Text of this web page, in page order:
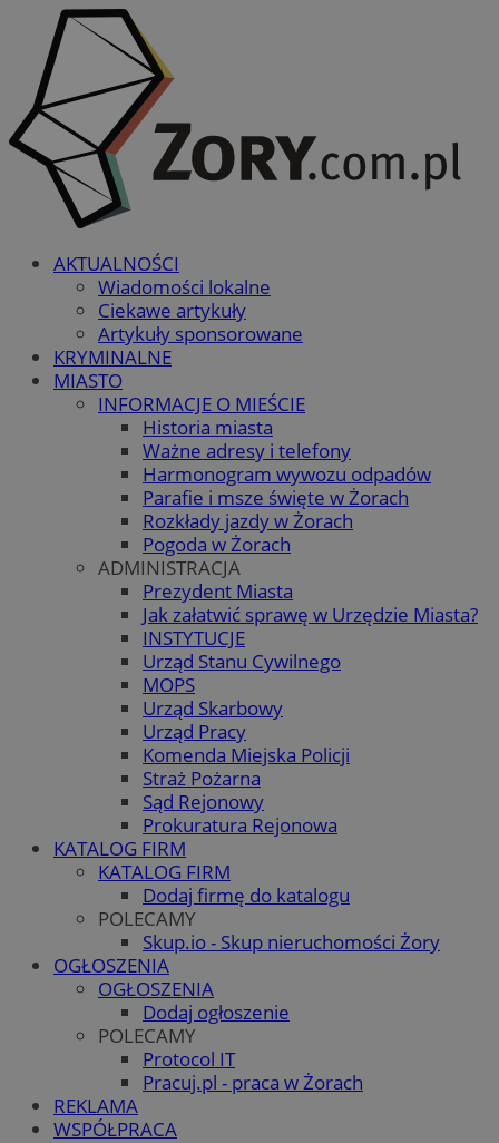
AKTUALNOŚCI
Wiadomości lokalne
Ciekawe artykuły
Artykuły sponsorowane
KRYMINALNE
MIASTO
INFORMACJE O MIEŚCIE
Historia miasta
Ważne adresy i telefony
Harmonogram wywozu odpadów
Parafie i msze święte w Żorach
Rozkłady jazdy w Żorach
Pogoda w Żorach
ADMINISTRACJA
Prezydent Miasta
Jak załatwić sprawę w Urzędzie Miasta?
INSTYTUCJE
Urząd Stanu Cywilnego
MOPS
Urząd Skarbowy
Urząd Pracy
Komenda Miejska Policji
Straż Pożarna
Sąd Rejonowy
Prokuratura Rejonowa
KATALOG FIRM
KATALOG FIRM
Dodaj firmę do katalogu
POLECAMY
Skup.io - Skup nieruchomości Żory
OGŁOSZENIA
OGŁOSZENIA
Dodaj ogłoszenie
POLECAMY
Protocol IT
Pracuj.pl - praca w Żorach
REKLAMA
WSPÓŁPRACA